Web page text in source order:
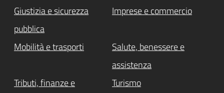
Giustizia e sicurezza
pubblica
Imprese e commercio
Mobilità e trasporti
Salute, benessere e
assistenza
Tributi, finanze e
Turismo